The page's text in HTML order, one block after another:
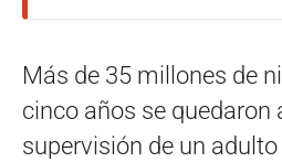
Más de 35 millones de
cinco años se quedaron
supervisión de un adulto